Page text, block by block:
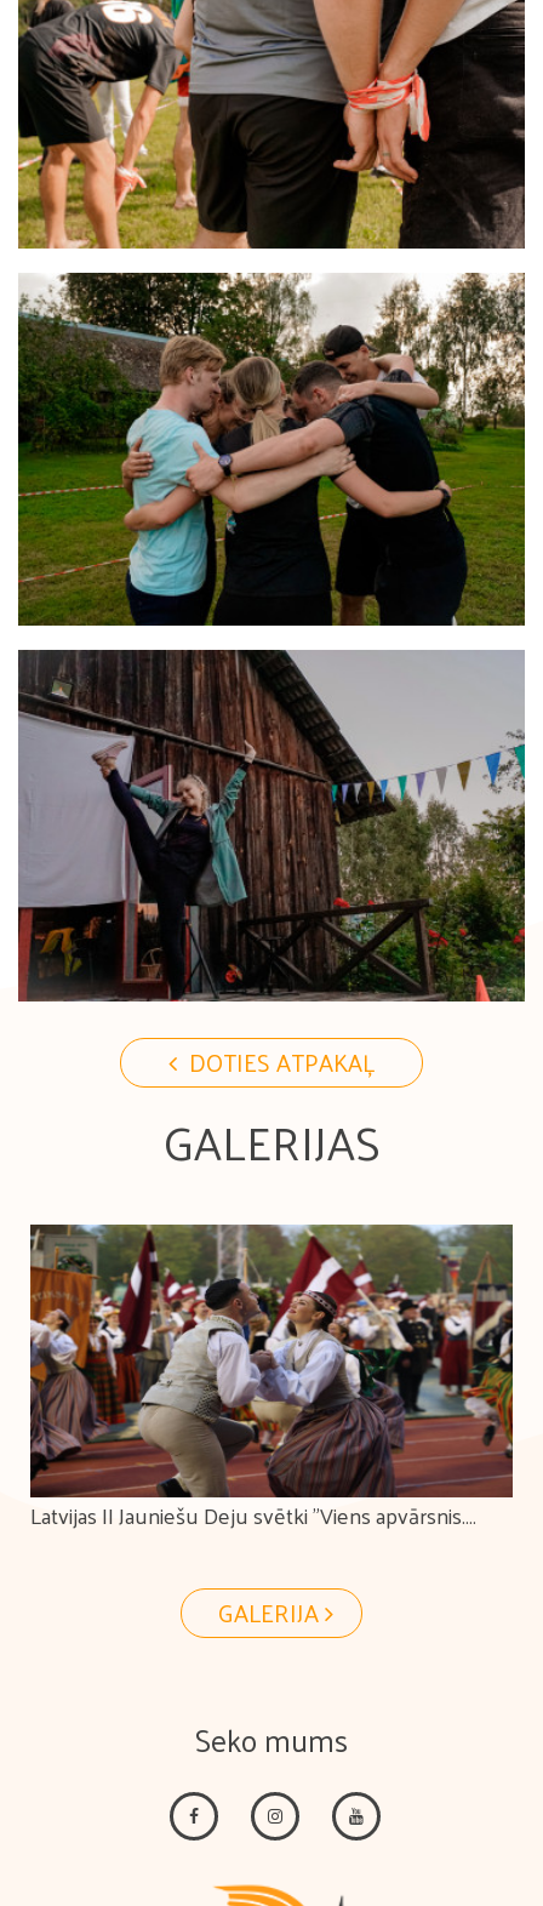
DOTIES ATPAKAĻ
GALERIJAS
Latvijas II Jauniešu Deju svētki "Viens apvārsnis.
GALERIJA
Seko mums